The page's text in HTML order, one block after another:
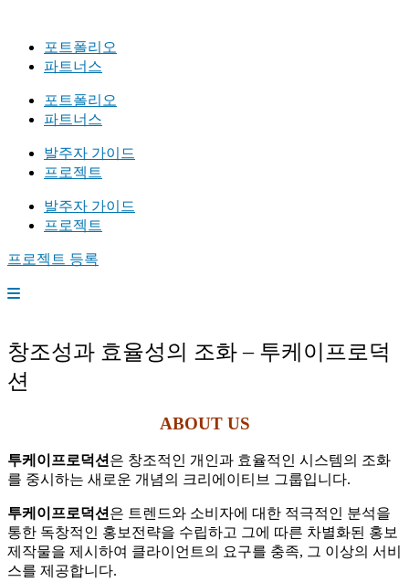
포트폴리오
파트너스
포트폴리오
파트너스
발주자 가이드
프로젝트
발주자 가이드
프로젝트
프로젝트 등록
창조성과 효율성의 조화 – 투케이프로덕
션
ABOUT US
투케이프로덕션 은 창조적인 개인과 효율적인 시스템의 조화
를 중시하는 새로운 개념의 크리에이티브 그룹입니다.
투케이프로덕션 은 트렌드와 소비자에 대한 적극적인 분석을
통한 독창적인 홍보전략을 수립하고 그에 따른 차별화된 홍보
제작물을 제시하여 클라이언트의 요구를 충족, 그 이상의 서비
스를 제공합니다.